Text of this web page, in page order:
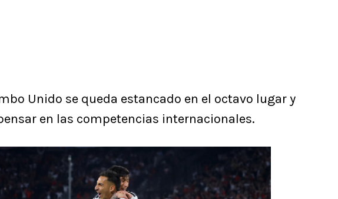
Unido se queda estancado en el octavo lugar y
en las competencias internacionales.